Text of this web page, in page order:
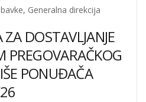
, Generalna direkcija
DOSTAVLJANJE
PREGOVARAČKOG
PONUĐAČA